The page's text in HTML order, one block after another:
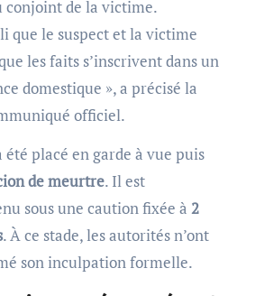
de la victime.
que le suspect et la victime
les faits s’inscrivent dans un
domestique », a précisé la
officiel.
été placé en garde à vue puis
de meurtre. Il est
sous une caution fixée à 2
. À ce stade, les autorités n’ont
son inculpation formelle.